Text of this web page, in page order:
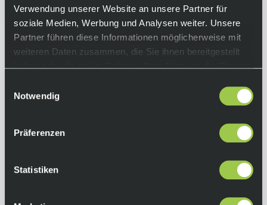
Verwendung unserer Website an unsere Partner für
soziale Medien, Werbung und Analysen weiter. Unsere
Partner führen diese Informationen möglicherweise mit
weiteren Daten zusammen, die Sie ihnen bereitgestellt
haben oder die sie im Rahmen Ihrer Nutzung der Dienste
Notwendig
Präferenzen
Statistiken
Equipment
Funktionen:
• Hightech-Skidpanel aus SuperFabric™ für
erstklassige Beständigkeit und Flexibilität
weltweit führenden Aufprallschutz
zusätzliche Abdeckung
mehr Komfort und Flexibilität auf dem Bike